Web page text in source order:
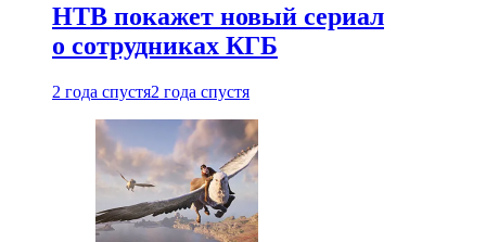
НТВ покажет новый сериал
о сотрудниках КГБ
2 года спустя2 года спустя